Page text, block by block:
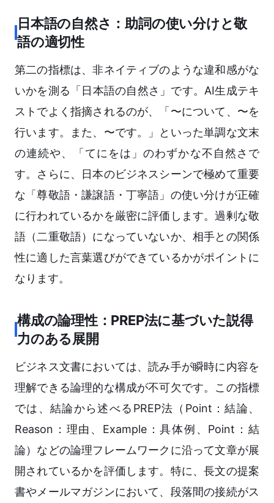
日本語の自然さ：助詞の使い分けと敬
語の適切性
第二の指標は、非ネイティブのような違和感がな
いかを測る「日本語の自然さ」です。AI生成テキ
ストでよく指摘されるのが、「〜について、〜を
行います。また、〜です。」といった単調な文末
の連続や、「てにをは」のわずかな不自然さで
す。さらに、日本のビジネスシーンで極めて重要
な「尊敬語・謙譲語・丁寧語」の使い分けが正確
に行われているかを厳密に評価します。過剰な敬
語（二重敬語）になっていないか、相手との関係
性に適した言葉選びができているかがポイントに
なります。
構成の論理性：PREP法に基づいた説得
力のある展開
ビジネス文書においては、読み手が瞬時に内容を
理解できる論理的な構成が不可欠です。この指標
では、結論から述べるPREP法（Point：結論、
Reason：理由、Example：具体例、Point：結
論）などの論理フレームワークに沿って文章が展
開されているかを評価します。特に、長文の提案
書やメールマガジンにおいて、段落間の接続がス